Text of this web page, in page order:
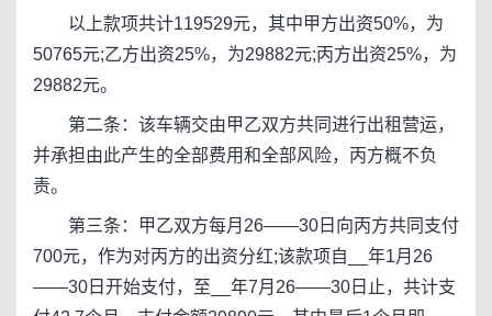
以上款项共计119529元，其中甲方出资50%，为
50765元;乙方出资25%，为29882元;丙方出资25%，为
29882元。
第二条：该车辆交由甲乙双方共同进行出租营运，
并承担由此产生的全部费用和全部风险，丙方概不负
责。
第三条：甲乙双方每月26——30日向丙方共同支付
700元，作为对丙方的出资分红;该款项自__年1月26
——30日开始支付，至__年7月26——30日止，共计支